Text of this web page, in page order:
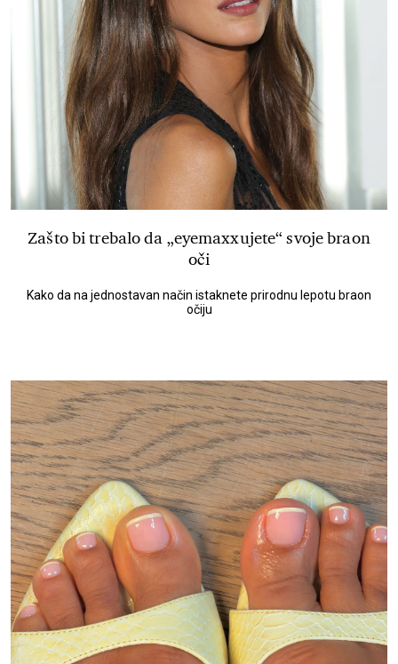
Zašto bi trebalo da „eyemaxxujete“ svoje braon
oči
Kako da na jednostavan način istaknete prirodnu lepotu braon
očiju